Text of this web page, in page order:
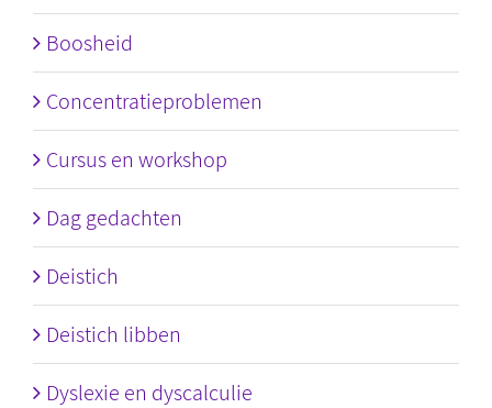
Boosheid
Concentratieproblemen
Cursus en workshop
Dag gedachten
Deistich
Deistich libben
Dyslexie en dyscalculie